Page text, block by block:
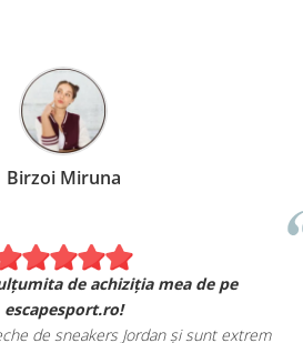
Birzoi Miruna
de achiziția mea de pe
escapesport.ro!
de sneakers Jordan și sunt extrem